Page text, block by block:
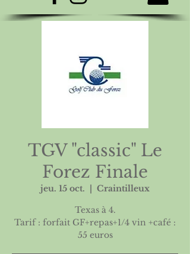
TGV "classic" Le
Forez Finale
jeu. 15 oct.
Craintilleux
Texas à 4.
Tarif : forfait GF+repas+1/4 vin +café :
55 euros